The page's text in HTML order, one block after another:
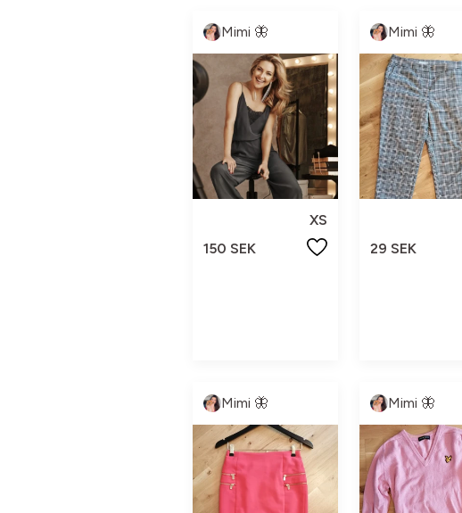
Mimi 🦋
XS
150 SEK
Mimi 🦋
29 SEK
Mimi 🦋 Mimi 🦋